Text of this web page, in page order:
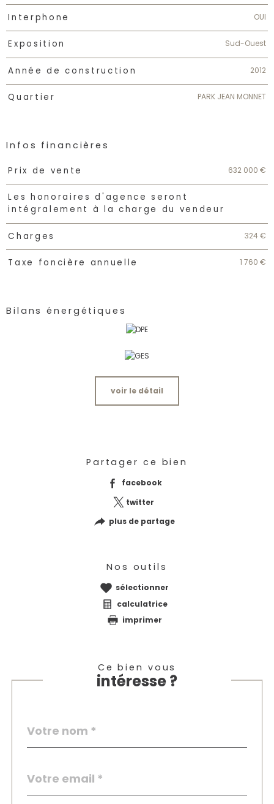
Interphone OUI
Exposition Sud-Ouest
Année de construction 2012
Quartier PARK JEAN MONNET
Infos financières
Caractéristiques Valeurs
Prix de vente 632 000 €
Les honoraires d'agence seront
intégralement à la charge du vendeur
Charges 324 €
Taxe foncière annuelle 1 760 €
Bilans énergétiques
voir le détail
Partager ce bien
facebook
twitter
plus de partage
Nos outils
sélectionner
calculatrice
imprimer
Ce bien vous
intéresse ?
par
*
*